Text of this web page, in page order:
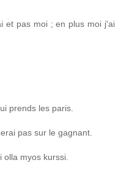
et pas moi ; en plus moi j'ai
prends les paris.
pas sur le gagnant.
olla myos kurssi.